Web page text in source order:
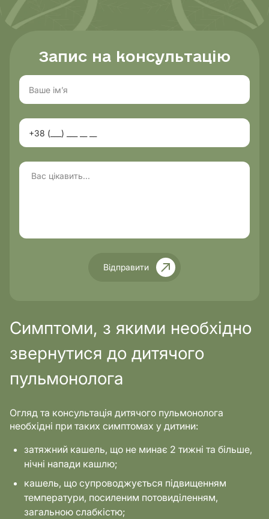
Запис на консультацію
Відправити
Симптоми, з якими необхідно
звернутися до дитячого
пульмонолога
Огляд та консультація дитячого пульмонолога
необхідні при таких симптомах у дитини:
затяжний кашель, що не минає 2 тижні та більше,
нічні напади кашлю;
кашель, що супроводжується підвищенням
температури, посиленим потовиділенням,
загальною слабкістю;